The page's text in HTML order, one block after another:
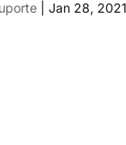
|Jan 28, 2021